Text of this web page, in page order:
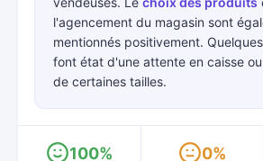
l'agencement du magasin sont
mentionnés positivement.
font état d'une attente en caisse
de certaines tailles.
100% 0%